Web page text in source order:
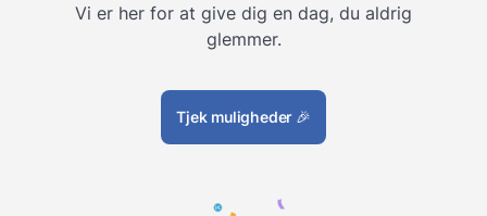
Vi er her for at give dig en dag, du aldrig
glemmer.
Tjek muligheder 🎉